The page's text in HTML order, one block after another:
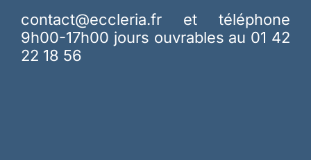
contact@eccleria.fr et téléphone
9h00-17h00 jours ouvrables au 01 42
22 18 56